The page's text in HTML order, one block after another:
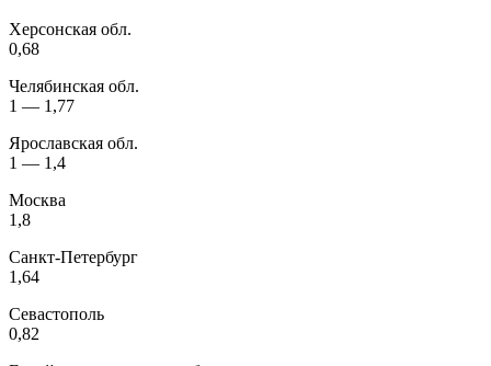
Херсонская обл.
0,68
Челябинская обл.
1 — 1,77
Ярославская обл.
1 — 1,4
Москва
1,8
Санкт-Петербург
1,64
Севастополь
0,82